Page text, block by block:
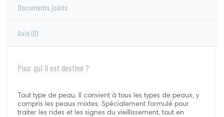
Documents joints
Avis (0)
Pour qui il est destiné ?
Tout type de peau. Il convient à tous les types de peaux, y
compris les peaux mixtes. Spécialement formulé pour
traiter les rides et les signes du vieillissement, tout en